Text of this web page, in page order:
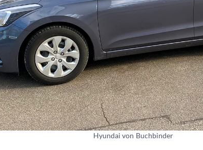
Hyundai von Buchbinder